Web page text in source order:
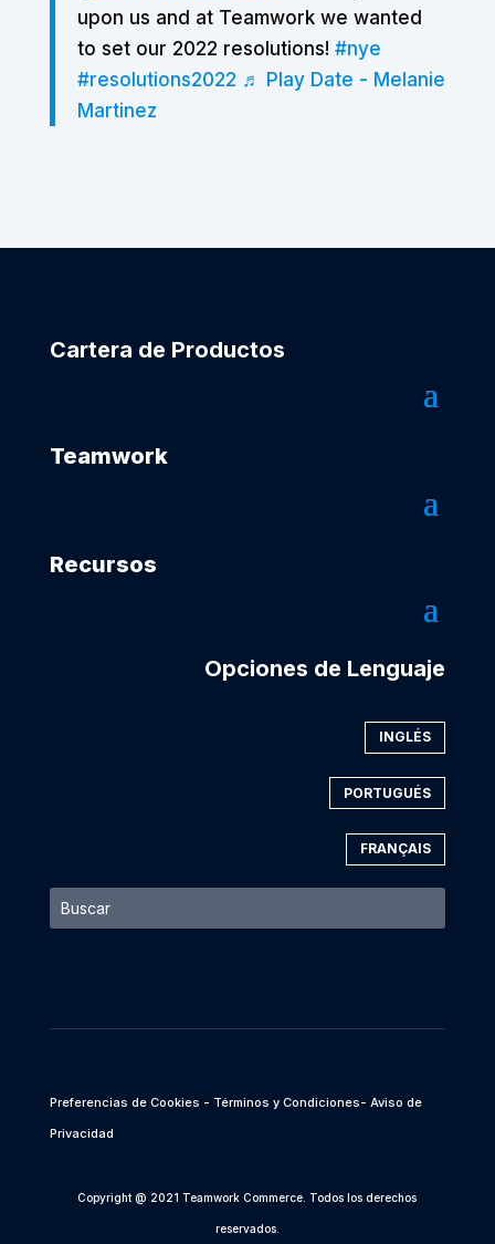
upon us and at Teamwork we wanted
to set our 2022 resolutions! #nye
#resolutions2022 ♬ Play Date - Melanie
Martinez
Cartera de Productos
Teamwork
Recursos
Opciones de Lenguaje
INGLÉS
PORTUGUÉS
FRANÇAIS
Preferencias de Cookies - Términos y Condiciones- Aviso de
Privacidad
Copyright @ 2021 Teamwork Commerce. Todos los derechos
reservados.